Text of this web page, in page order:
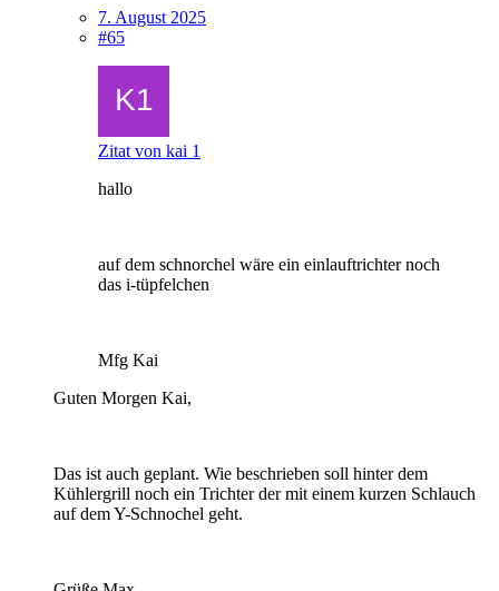
7. August 2025
#65
Zitat von kai 1
hallo
auf dem schnorchel wäre ein einlauftrichter noch
das i-tüpfelchen
Mfg Kai
Guten Morgen Kai,
Das ist auch geplant. Wie beschrieben soll hinter dem
Kühlergrill noch ein Trichter der mit einem kurzen Schlauch
auf dem Y-Schnochel geht.